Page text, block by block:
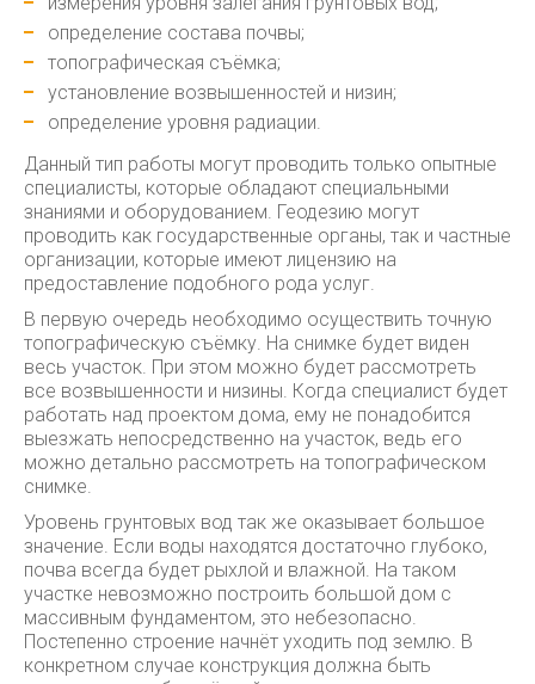
определение состава почвы;
топографическая съёмка;
установление возвышенностей и низин;
определение уровня радиации.
Данный тип работы могут проводить только опытные
специалисты, которые обладают специальными
знаниями и оборудованием. Геодезию могут
проводить как государственные органы, так и частные
организации, которые имеют лицензию на
предоставление подобного рода услуг.
В первую очередь необходимо осуществить точную
топографическую съёмку. На снимке будет виден
весь участок. При этом можно будет рассмотреть
все возвышенности и низины. Когда специалист будет
работать над проектом дома, ему не понадобится
выезжать непосредственно на участок, ведь его
можно детально рассмотреть на топографическом
снимке.
Уровень грунтовых вод так же оказывает большое
значение. Если воды находятся достаточно глубоко,
почва всегда будет рыхлой и влажной. На таком
участке невозможно построить большой дом с
массивным фундаментом, это небезопасно.
Постепенно строение начнёт уходить под землю. В
конкретном случае конструкция должна быть